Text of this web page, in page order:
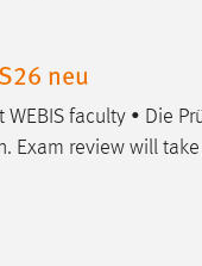
neu
faculty • Die
Exam review will